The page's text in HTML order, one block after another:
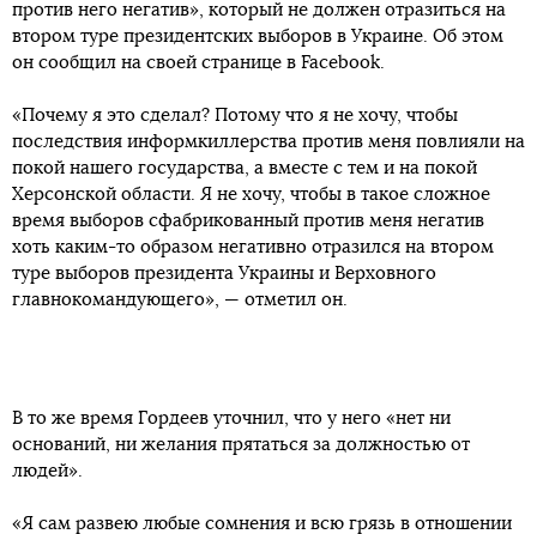
против него негатив», который не должен отразиться на
втором туре президентских выборов в Украине. Об этом
он сообщил на своей странице в Facebook.
«Почему я это сделал? Потому что я не хочу, чтобы
последствия информкиллерства против меня повлияли на
покой нашего государства, а вместе с тем и на покой
Херсонской области. Я не хочу, чтобы в такое сложное
время выборов сфабрикованный против меня негатив
хоть каким-то образом негативно отразился на втором
туре выборов президента Украины и Верховного
главнокомандующего», — отметил он.
В то же время Гордеев уточнил, что у него «нет ни
оснований, ни желания прятаться за должностью от
людей».
«Я сам развею любые сомнения и всю грязь в отношении